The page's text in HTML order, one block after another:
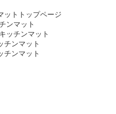
ットトップページ
ンマット
ッチンマット
チンマット
チンマット